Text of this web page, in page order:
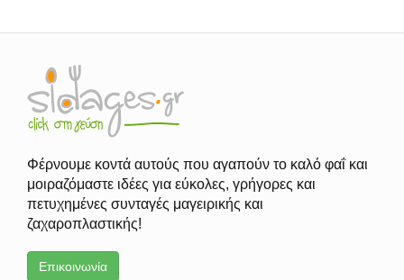
Φέρνουμε κοντά αυτούς που αγαπούν το καλό φαΐ και
μοιραζόμαστε ιδέες για εύκολες, γρήγορες και
πετυχημένες συνταγές μαγειρικής και
ζαχαροπλαστικής!
Επικοινωνία